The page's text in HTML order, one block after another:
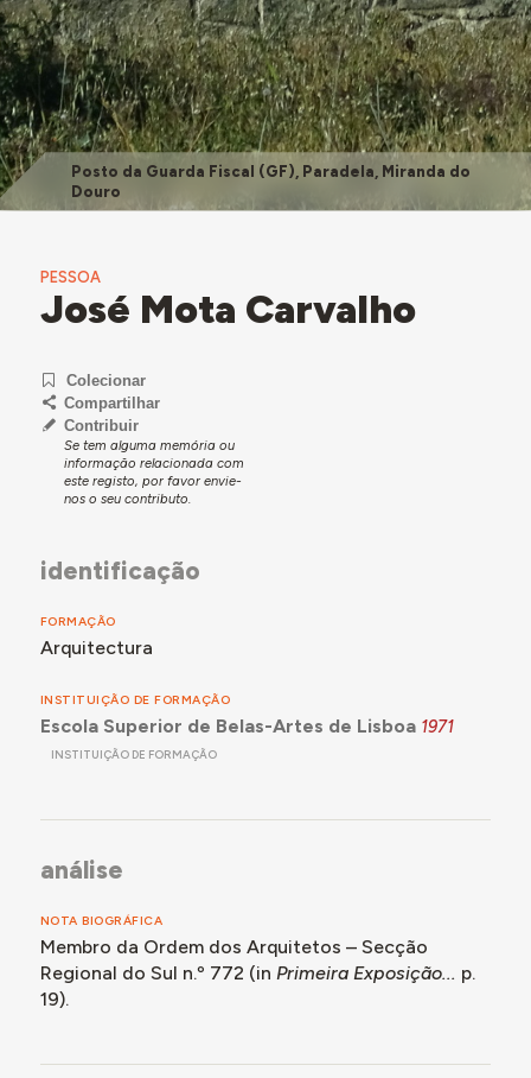
Posto da Guarda Fiscal (GF), Paradela, Miranda do
Douro
PESSOA
José Mota Carvalho
Colecionar
Compartilhar
Contribuir
Se tem alguma memória ou
informação relacionada com
este registo, por favor envie-
nos o seu contributo.
identificação
FORMAÇÃO
Arquitectura
INSTITUIÇÃO DE FORMAÇÃO
Escola Superior de Belas-Artes de Lisboa 1971
INSTITUIÇÃO DE FORMAÇÃO
análise
NOTA BIOGRÁFICA
Membro da Ordem dos Arquitetos – Secção
Regional do Sul n.º 772 (in Primeira Exposição... p.
19).